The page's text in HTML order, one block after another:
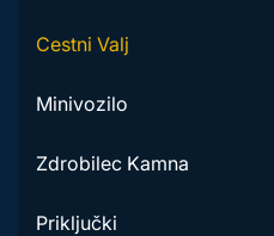
Cestni Valj
Minivozilo
Zdrobilec Kamna
Priključki